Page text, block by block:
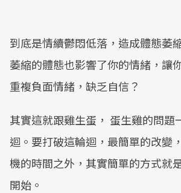
到底是情續鬱悶低落，造成體態萎
萎縮的體態也影響了你的情緒，讓
重複負面情緒，缺乏自信？
其實這就跟雞生蛋， 蛋生雞的問題
迴。要打破這輪迴，最簡單的改變
機的時間之外，其實簡單的方式就
開始。